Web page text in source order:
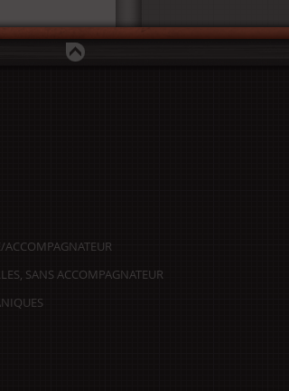
ACCOMPAGNATEUR
SANS ACCOMPAGNATEUR